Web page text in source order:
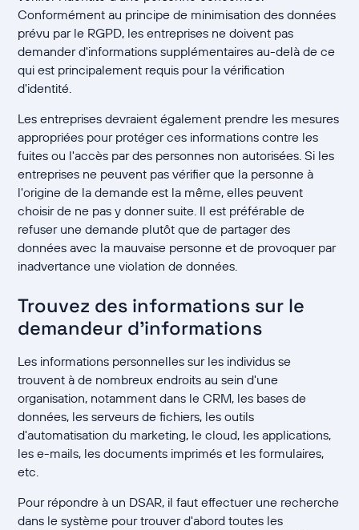
Conformément au principe de minimisation des données
prévu par le RGPD, les entreprises ne doivent pas
demander d'informations supplémentaires au-delà de ce
qui est principalement requis pour la vérification
d'identité.
Les entreprises devraient également prendre les mesures
appropriées pour protéger ces informations contre les
fuites ou l'accès par des personnes non autorisées. Si les
entreprises ne peuvent pas vérifier que la personne à
l'origine de la demande est la même, elles peuvent
choisir de ne pas y donner suite. Il est préférable de
refuser une demande plutôt que de partager des
données avec la mauvaise personne et de provoquer par
inadvertance une violation de données.
Trouvez des informations sur le
demandeur d'informations
Les informations personnelles sur les individus se
trouvent à de nombreux endroits au sein d'une
organisation, notamment dans le CRM, les bases de
données, les serveurs de fichiers, les outils
d'automatisation du marketing, le cloud, les applications,
les e-mails, les documents imprimés et les formulaires,
etc.
Pour répondre à un DSAR, il faut effectuer une recherche
dans le système pour trouver d'abord toutes les